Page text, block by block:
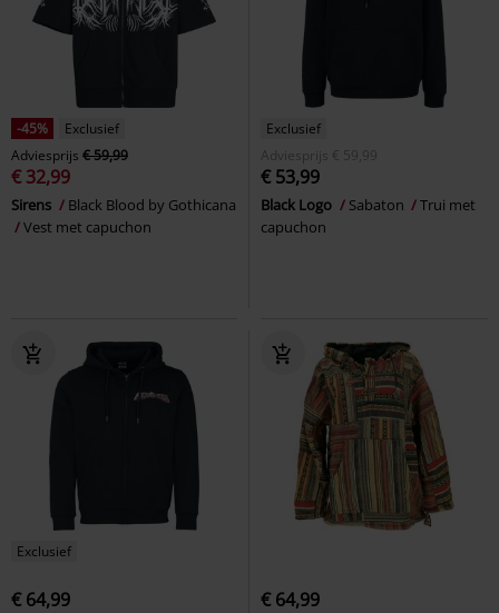
-45%
Exclusief
Adviesprijs € 59,99
€ 32,99
Sirens
Black Blood by Gothicana
Vest met capuchon
Exclusief
Adviesprijs
€ 59,99
€ 53,99
Black Logo Sabaton
Trui met
capuchon
Exclusief
€ 64,99 € 64,99